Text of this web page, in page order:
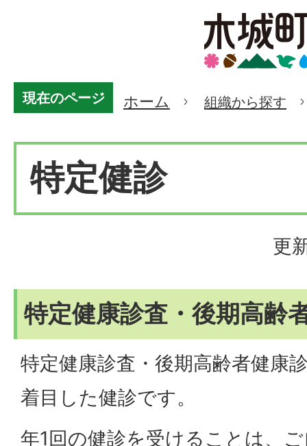
現在のページ ホーム 組織から探す
特定健診
更
特定健康診査・後期高齢
特定健康診査・後期高齢者健康
着目した健診です。
年1回の健診を受けることは、